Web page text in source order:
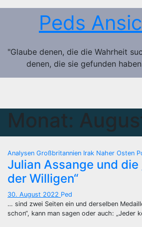
Zum
Peds
"Glaube denen, die die Wahrheit
denen, die sie gefunden
Monat:
Analysen Großbritannien Irak Naher Osten
Julian Assange und die
der Willigen“
30. August 2022 Ped
… sind zwei Seiten ein und derselben
schon“, kann man sagen oder auch: „Jeder